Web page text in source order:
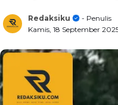
Redaksiku
- Penulis
Kamis, 18 September